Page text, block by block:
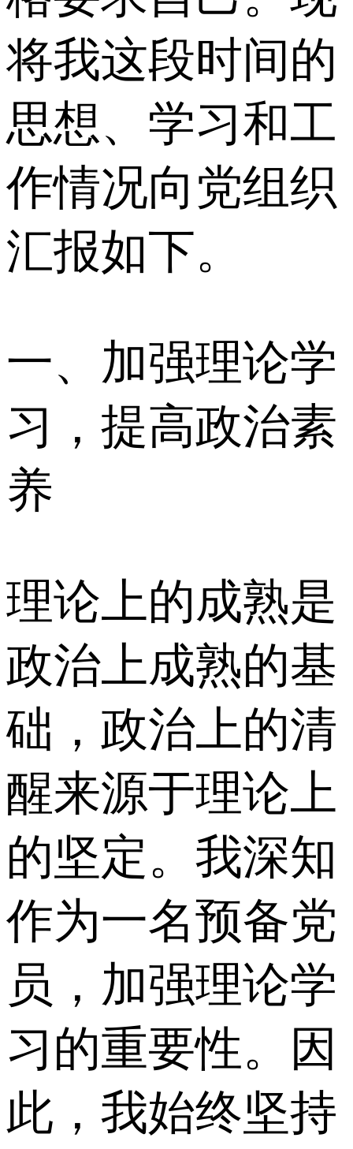
将我这段时间的
思想、学习和工
作情况向党组织
汇报如下。
一、加强理论学
习，提高政治素
养
理论上的成熟是
政治上成熟的基
础，政治上的清
醒来源于理论上
的坚定。我深知
作为一名预备党
员，加强理论学
习的重要性。因
此，我始终坚持